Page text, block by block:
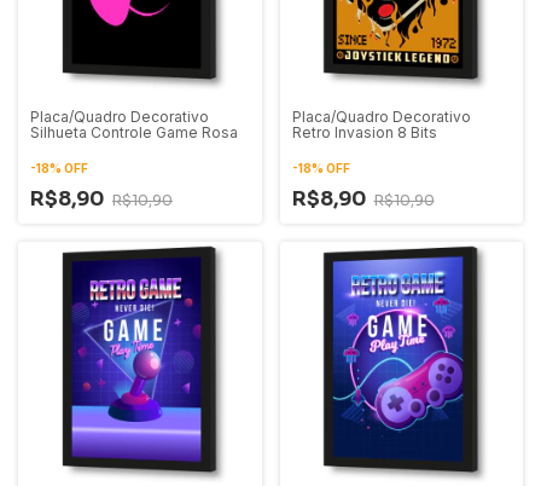
Placa/Quadro Decorativo
Silhueta Controle Game Rosa
-18% OFF
R$8,90 R$10,90
Placa/Quadro Decorativo
Retro Invasion 8 Bits
-18% OFF
R$8,90 R$10,90